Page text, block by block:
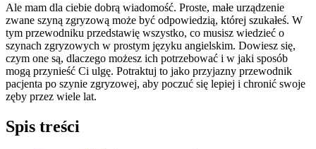
Ale mam dla ciebie dobrą wiadomość. Proste, małe urządzenie
zwane szyną zgryzową może być odpowiedzią, której szukałeś. W
tym przewodniku przedstawię wszystko, co musisz wiedzieć o
szynach zgryzowych w prostym języku angielskim. Dowiesz się,
czym one są, dlaczego możesz ich potrzebować i w jaki sposób
mogą przynieść Ci ulgę. Potraktuj to jako przyjazny przewodnik
pacjenta po szynie zgryzowej, aby poczuć się lepiej i chronić swoje
zęby przez wiele lat.
Spis treści